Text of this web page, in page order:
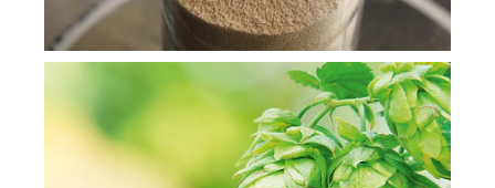
Hopfen
Der Hopfen verleiht dem Bier seine